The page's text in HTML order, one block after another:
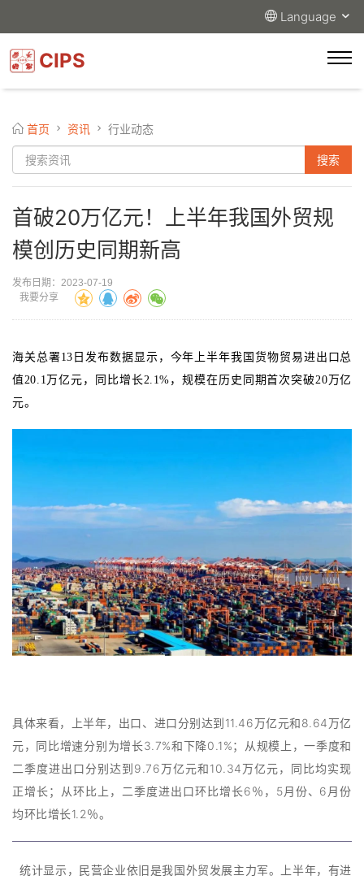
Language
CIPS
首页 资讯 行业动态
首破20万亿元！上半年我国外贸规
模创历史同期新高
发布日期：2023-07-19
我要分享
海关总署13日发布数据显示，今年上半年我国货物贸易进出口总
值20.1万亿元 ，同比增长2.1%，规模在历史同期首次突破20万亿
元。
具体来看，上半年，出口、进口分别达到11.46万亿元和8.64万亿
元，同比增速分别为增长3.7%和下降0.1%；从规模上，一季度和
二季度进出口分别达到9.76万亿元和10.34万亿元，同比均实现
正增长；从环比上，二季度进出口环比增长6％，5月份、6月份
均环比增长1.2％。
统计显示，民营企业依旧是我国外贸发展主力军。上半年，有进